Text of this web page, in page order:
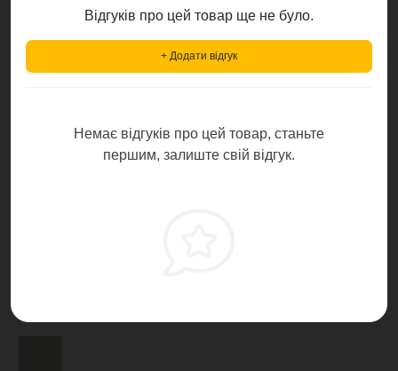
Відгуків про цей товар ще не було.
+ Додати відгук
Немає відгуків про цей товар, станьте
першим, залиште свій відгук.